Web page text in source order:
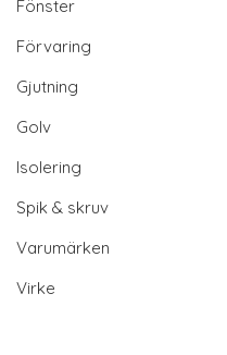
Fönster
Förvaring
Gjutning
Golv
Isolering
Spik & skruv
Varumärken
Virke